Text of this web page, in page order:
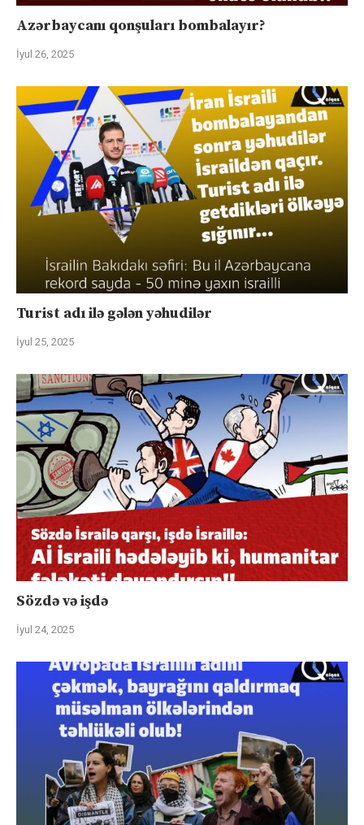
Azərbaycanı qonşuları bombalayır?
İyul 26, 2025
Turist adı ilə gələn yəhudilər
İyul 25, 2025
Sözdə və işdə
İyul 24, 2025